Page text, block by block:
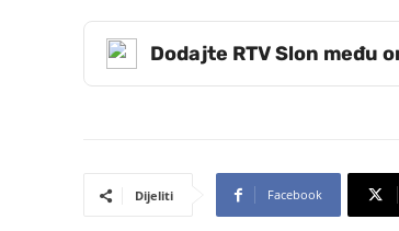
Dodajte RTV Slon među
Dijeliti Facebook